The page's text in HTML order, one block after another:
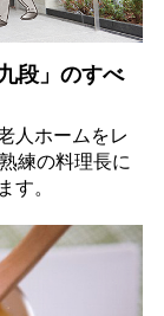
段」のすべ
人ホームをレ
練の料理長に
す。